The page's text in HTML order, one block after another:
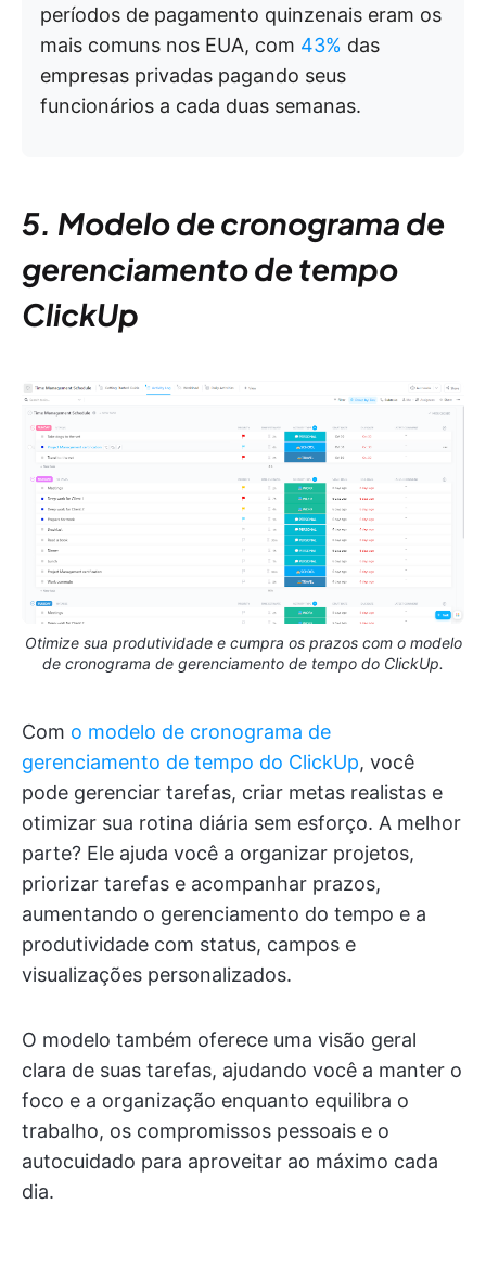
períodos de pagamento quinzenais eram os
mais comuns nos EUA, com 43% das
empresas privadas pagando seus
funcionários a cada duas semanas.
5. Modelo de cronograma de
gerenciamento de tempo
ClickUp
Otimize sua produtividade e cumpra os prazos com o modelo
de cronograma de gerenciamento de tempo do ClickUp.
Com o modelo de cronograma de
gerenciamento de tempo do ClickUp, você
pode gerenciar tarefas, criar metas realistas e
otimizar sua rotina diária sem esforço. A melhor
parte? Ele ajuda você a organizar projetos,
priorizar tarefas e acompanhar prazos,
aumentando o gerenciamento do tempo e a
produtividade com status, campos e
visualizações personalizados.
O modelo também oferece uma visão geral
clara de suas tarefas, ajudando você a manter o
foco e a organização enquanto equilibra o
trabalho, os compromissos pessoais e o
autocuidado para aproveitar ao máximo cada
dia.